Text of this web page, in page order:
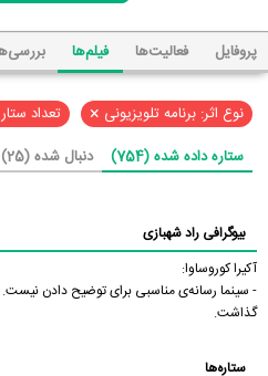
پروفایل فعالیت‌ها فیلم‌ها
نوع اثر: برنامه تلویزیونی × تعداد
ستاره داده شده (754) دنبال شده (25)
بیوگرافی راد شهبازی
آکیرا کوروساوا:
- سینما رسانه‌ی مناسبی برای توضیح دادن نیست.
گذاشت.
ستاره‌ها